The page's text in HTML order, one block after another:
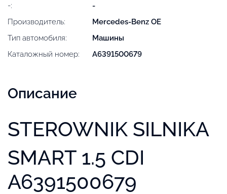
-:
-
Производитель:
Mercedes-Benz OE
Тип автомобиля:
Машины
Каталожный номер:
A6391500679
Описание
STEROWNIK SILNIKA
SMART 1.5 CDI
A6391500679